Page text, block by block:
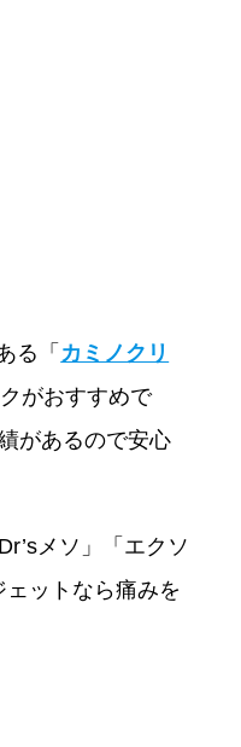
る「 カミノクリ
がおすすめで
があるので安心
メソ」「エクソ
ットなら痛みを